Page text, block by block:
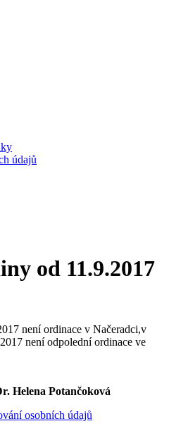
údajů
od 11.9.2017
není ordinace v Načeradci,v
není odpolední ordinace ve
Helena Potančoková
osobních údajů